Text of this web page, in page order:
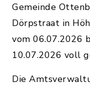
Gemeinde
Dörpstraat in
vom 06.07.2026
10.07.2026 voll
Die